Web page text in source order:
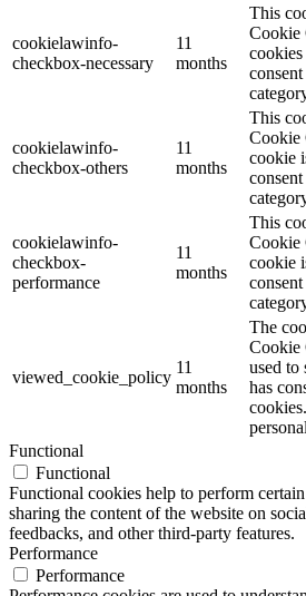
cookielawinfo-
checkbox-necessary
11
months
This
Cookie
cookies
cookielawinfo-
checkbox-others
11
months
This
Cookie
cookie
cookielawinfo-
checkbox-
performance
11
months
This
Cookie
cookie
viewed_cookie_policy
11
months
The
Cookie
used to
has
Functional
Functional
Functional cookies help to perform
sharing the content of the website on
feedbacks, and other third-party features.
Performance
Performance